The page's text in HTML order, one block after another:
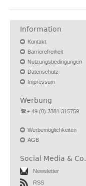
Information
Kontakt
Barrierefreiheit
Nutzungsbedingungen
Datenschutz
Impressum
Werbung
+ 49 (0) 3381 315759
Werbemöglichkeiten
AGB
Social Media & Co.
Newsletter
RSS